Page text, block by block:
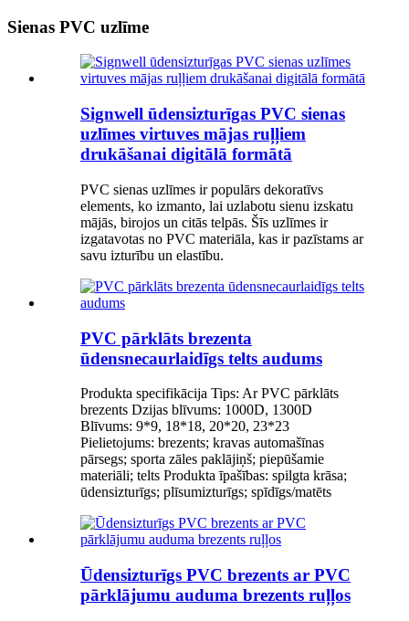
Sienas PVC uzlīme
Signwell ūdensizturīgas PVC sienas
uzlīmes virtuves mājas ruļļiem
drukāšanai digitālā formātā
PVC sienas uzlīmes ir populārs dekoratīvs
elements, ko izmanto, lai uzlabotu sienu izskatu
mājās, birojos un citās telpās. Šīs uzlīmes ir
izgatavotas no PVC materiāla, kas ir pazīstams ar
savu izturību un elastību.
PVC pārklāts brezenta
ūdensnecaurlaidīgs telts audums
Produkta specifikācija Tips: Ar PVC pārklāts
brezents Dzijas blīvums: 1000D, 1300D
Blīvums: 9*9, 18*18, 20*20, 23*23
Pielietojums: brezents; kravas automašīnas
pārsegs; sporta zāles paklājiņš; piepūšamie
materiāli; telts Produkta īpašības: spilgta krāsa;
ūdensizturīgs; plīsumizturīgs; spīdīgs/matēts
Ūdensizturīgs PVC brezents ar PVC
pārklājumu auduma brezents ruļļos